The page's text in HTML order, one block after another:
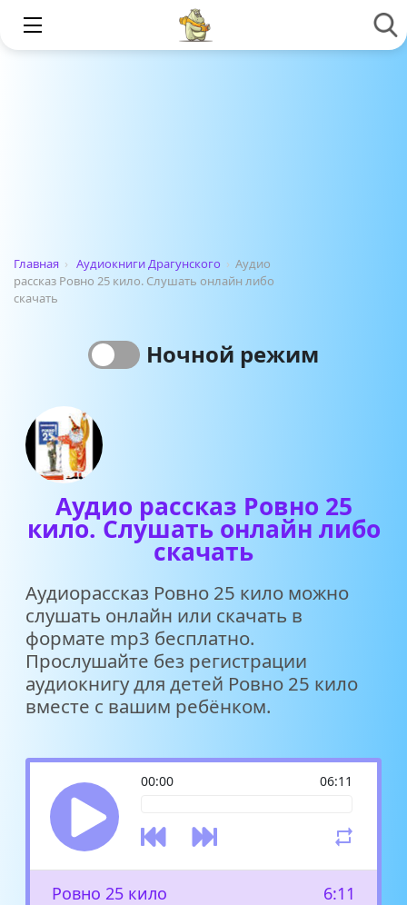
Главная › Аудиокниги Драгунского › Аудио
рассказ Ровно 25 кило. Слушать онлайн либо
скачать
Ночной режим
Аудио рассказ Ровно 25
кило. Слушать онлайн либо
скачать
Аудиорассказ Ровно 25 кило можно
слушать онлайн или скачать в
формате mp3 бесплатно.
Прослушайте без регистрации
аудиокнигу для детей Ровно 25 кило
вместе с вашим ребёнком.
00:00 06:11
Ровно 25 кило 6:11